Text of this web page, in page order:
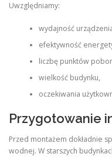
Uwzględniamy:
wydajność
efektywność
liczbę punktów
wielkość budynku,
oczekiwania
Przygotowanie
Przed montażem dokładnie
wodnej. W starszych